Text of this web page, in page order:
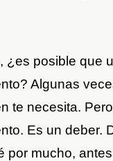
¿es posible que
Algunas
te necesita.
Es un deber.
por mucho,